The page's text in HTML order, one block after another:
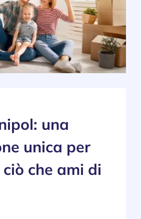
una
unica per
che ami di